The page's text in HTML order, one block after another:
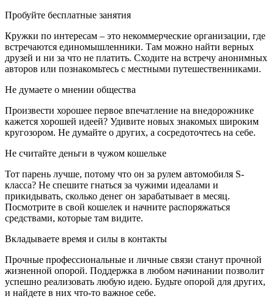
Пробуйте бесплатные занятия
Кружки по интересам – это некоммерческие организации, где
встречаются единомышленники. Там можно найти верных
друзей и ни за что не платить. Сходите на встречу анонимных
авторов или познакомьтесь с местными путешественниками.
Не думаете о мнении общества
Произвести хорошее первое впечатление на внедорожнике
кажется хорошей идеей? Удивите новых знакомых широким
кругозором. Не думайте о других, а сосредоточтесь на себе.
Не считайте деньги в чужом кошельке
Тот парень лучше, потому что он за рулем автомобиля S-
класса? Не спешите гнаться за чужими идеалами и
прикидывать, сколько денег он зарабатывает в месяц.
Посмотрите в свой кошелек и начните распоряжаться
средствами, которые там видите.
Вкладываете время и силы в контакты
Прочные профессиональные и личные связи станут прочной
жизненной опорой. Поддержка в любом начинании позволит
успешно реализовать любую идею. Будьте опорой для других,
и найдете в них что-то важное себе.